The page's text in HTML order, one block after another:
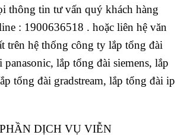
thông tin tư vấn quý khách hàng
: 1900636518 . hoặc liên hệ văn
trên hệ thống công ty lắp tổng đài
panasonic, lắp tổng đài siemens, lắp
tổng đài gradstream, lắp tổng đài ip
DỊCH VỤ VIỄN